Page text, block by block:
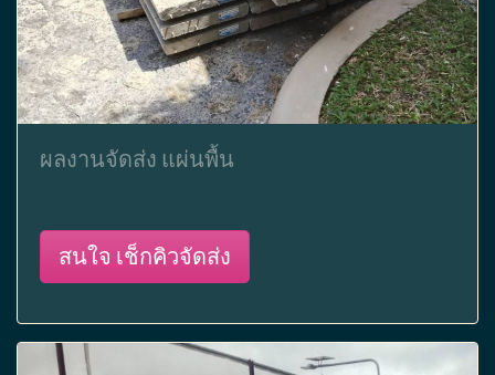
ผลงานจัดส่ง แผ่นพื้น
สนใจ เช็กคิวจัดส่ง